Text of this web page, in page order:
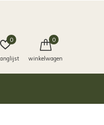
0
winkelwagen
0